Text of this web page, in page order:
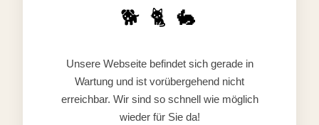
🐕 🐈 🐇
Unsere Webseite befindet sich gerade in
Wartung und ist vorübergehend nicht
erreichbar. Wir sind so schnell wie möglich
wieder für Sie da!